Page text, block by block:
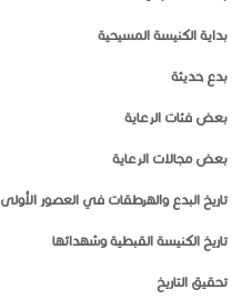
بداية الكنيسة المسيحية
بدع حديثة
بعض فئات الرعاية
بعض مجالات الرعاية
تاريخ البدع والهرطقات في العصور الأولى
تاريخ الكنيسة القبطية وشهدائها
تحقيق التاريخ